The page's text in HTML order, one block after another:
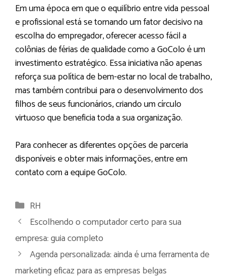
Em uma época em que o equilíbrio entre vida pessoal
e profissional está se tornando um fator decisivo na
escolha do empregador, oferecer acesso fácil a
colônias de férias de qualidade como a GoColo é um
investimento estratégico. Essa iniciativa não apenas
reforça sua política de bem-estar no local de trabalho,
mas também contribui para o desenvolvimento dos
filhos de seus funcionários, criando um círculo
virtuoso que beneficia toda a sua organização.
Para conhecer as diferentes opções de parceria
disponíveis e obter mais informações, entre em
contato com a equipe GoColo.
Categorias
RH
Escolhendo o computador certo para sua
empresa: guia completo
Agenda personalizada: ainda é uma ferramenta de
marketing eficaz para as empresas belgas